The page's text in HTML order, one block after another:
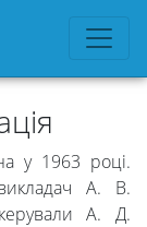
у 1963 році.
А. В.
А. Д.